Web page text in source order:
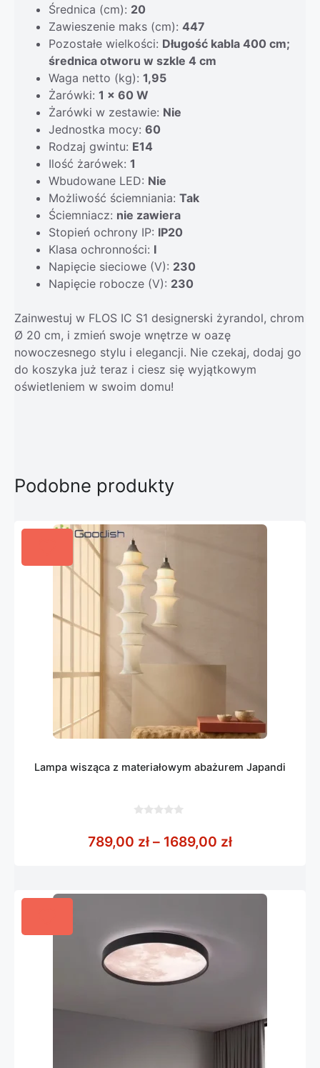
Średnica (cm): 20
Zawieszenie maks (cm): 447
Pozostałe wielkości: Długość kabla 400 cm;
średnica otworu w szkle 4 cm
Waga netto (kg): 1,95
Żarówki: 1 x 60 W
Żarówki w zestawie: Nie
Jednostka mocy: 60
Rodzaj gwintu: E14
Ilość żarówek: 1
Wbudowane LED: Nie
Możliwość ściemniania: Tak
Ściemniacz: nie zawiera
Stopień ochrony IP: IP20
Klasa ochronności: I
Napięcie sieciowe (V): 230
Napięcie robocze (V): 230
Zainwestuj w FLOS IC S1 designerski żyrandol, chrom
Ø 20 cm, i zmień swoje wnętrze w oazę
nowoczesnego stylu i elegancji. Nie czekaj, dodaj go
do koszyka już teraz i ciesz się wyjątkowym
oświetleniem w swoim domu!
Podobne produkty
Lampa wisząca z materiałowym abażurem Japandi
5
789,00 zł – 1689,00 złZakres cen: